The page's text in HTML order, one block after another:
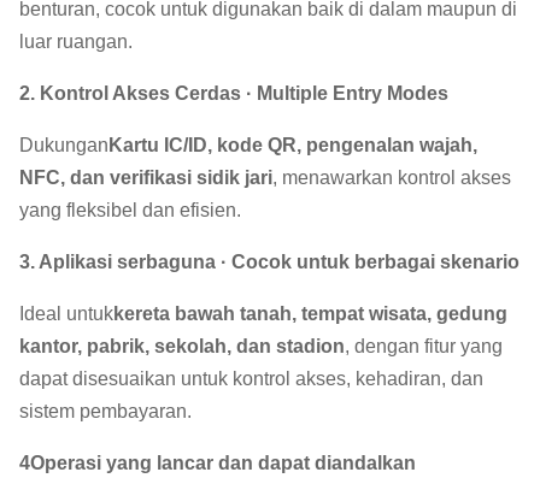
benturan, cocok untuk digunakan baik di dalam maupun di
luar ruangan.
2. Kontrol Akses Cerdas · Multiple Entry Modes
Dukungan Kartu IC/ID, kode QR, pengenalan wajah,
NFC, dan verifikasi sidik jari, menawarkan kontrol akses
yang fleksibel dan efisien.
3. Aplikasi serbaguna · Cocok untuk berbagai skenario
Ideal untukkereta bawah tanah, tempat wisata, gedung
kantor, pabrik, sekolah, dan stadion, dengan fitur yang
dapat disesuaikan untuk kontrol akses, kehadiran, dan
sistem pembayaran.
4Operasi yang lancar dan dapat diandalkan